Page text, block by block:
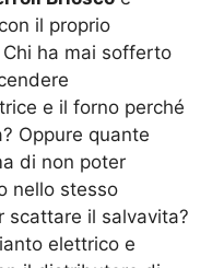
il proprio
ha mai sofferto
e il forno perché
Oppure quante
di non poter
nello stesso
scattare il salvavita?
elettrico e